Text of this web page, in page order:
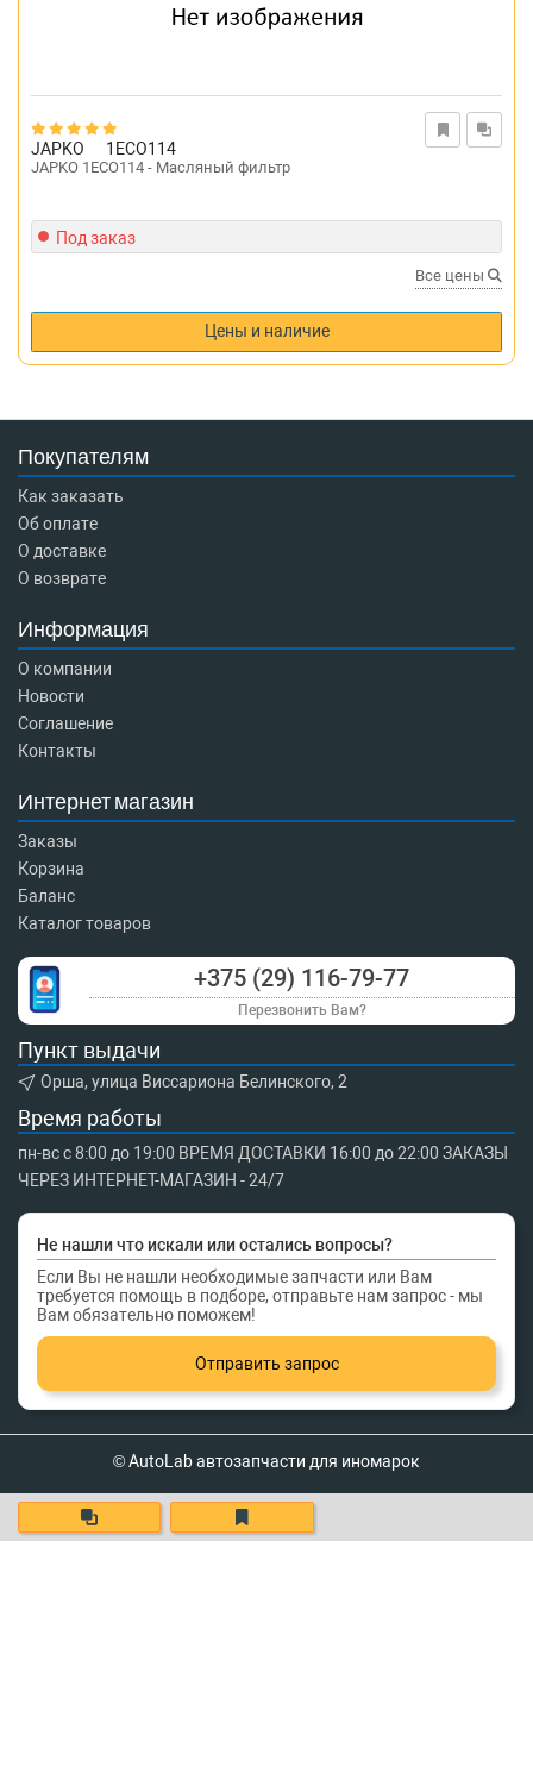
JAPKO 1ECO114
JAPKO 1ECO114 - Масляный фильтр
Под заказ
Все цены
Цены и наличие
Покупателям
Как заказать
Об оплате
О доставке
О возврате
Информация
О компании
Новости
Соглашение
Контакты
Интернет магазин
Заказы
Корзина
Баланс
Каталог товаров
+375 (29) 116-79-77
Перезвонить Вам?
Пункт выдачи
Орша, улица Виссариона Белинского, 2
Время работы
пн-вс с 8:00 до 19:00 ВРЕМЯ ДОСТАВКИ 16:00 до 22:00 ЗАКАЗЫ
ЧЕРЕЗ ИНТЕРНЕТ-МАГАЗИН - 24/7
Не нашли что искали или остались вопросы?
Если Вы не нашли необходимые запчасти или Вам
требуется помощь в подборе, отправьте нам запрос - мы
Вам обязательно поможем!
Отправить запрос
© AutoLab автозапчасти для иномарок